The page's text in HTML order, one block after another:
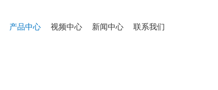
产品中心 视频中心 新闻中心 联系我们